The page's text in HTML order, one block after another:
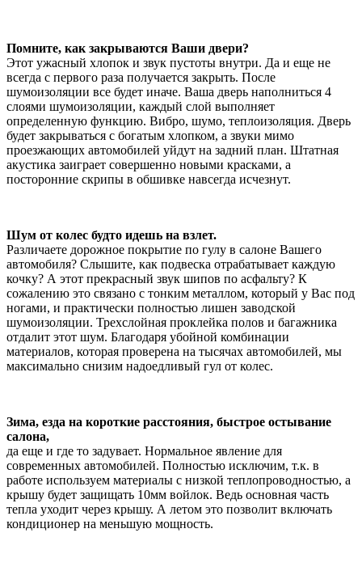
Помните, как закрываются Ваши двери?
Этот ужасный хлопок и звук пустоты внутри. Да и еще не
всегда с первого раза получается закрыть. После
шумоизоляции все будет иначе. Ваша дверь наполниться 4
слоями шумоизоляции, каждый слой выполняет
определенную функцию. Вибро, шумо, теплоизоляция. Дверь
будет закрываться с богатым хлопком, а звуки мимо
проезжающих автомобилей уйдут на задний план. Штатная
акустика заиграет совершенно новыми красками, а
посторонние скрипы в обшивке навсегда исчезнут.
Шум от колес будто идешь на взлет.
Различаете дорожное покрытие по гулу в салоне Вашего
автомобиля? Слышите, как подвеска отрабатывает каждую
кочку? А этот прекрасный звук шипов по асфальту? К
сожалению это связано с тонким металлом, который у Вас под
ногами, и практически полностью лишен заводской
шумоизоляции. Трехслойная проклейка полов и багажника
отдалит этот шум. Благодаря убойной комбинации
материалов, которая проверена на тысячах автомобилей, мы
максимально снизим надоедливый гул от колес.
Зима, езда на короткие расстояния, быстрое остывание
салона,
да еще и где то задувает. Нормальное явление для
современных автомобилей. Полностью исключим, т.к. в
работе используем материалы с низкой теплопроводностью, а
крышу будет защищать 10мм войлок. Ведь основная часть
тепла уходит через крышу. А летом это позволит включать
кондиционер на меньшую мощность.